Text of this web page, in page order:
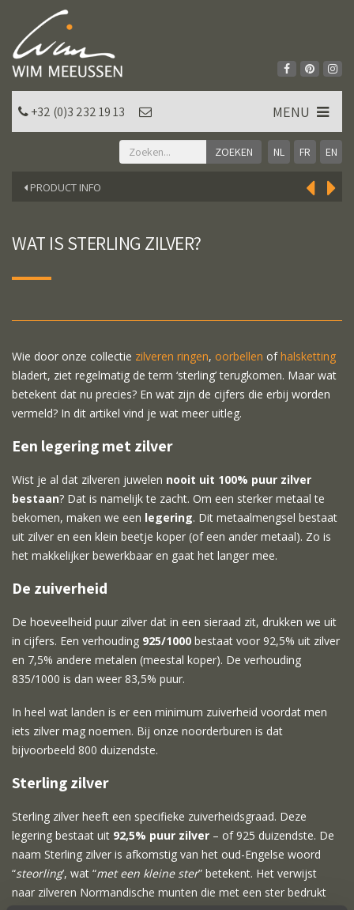
NL FR EN
+32 (0)3 232 19 13 MENU
PRODUCT INFO
WAT IS STERLING ZILVER?
Wie door onze collectie zilveren ringen, oorbellen ofhalsketting
bladert, ziet regelmatig de term ‘sterling’ terugkomen. Maar wat
betekent dat nu precies? En wat zijn de cijfers die erbij worden
vermeld? In dit artikel vind je wat meer uitleg.
Een legering met zilver
Wist je al dat zilveren juwelen nooit uit 100% puur zilver
bestaan? Dat is namelijk te zacht. Om een sterker metaal te
bekomen, maken we een legering. Dit metaalmengsel bestaat
uit zilver en een klein beetje koper (of een ander metaal). Zo is
het makkelijker bewerkbaar en gaat het langer mee.
De zuiverheid
De hoeveelheid puur zilver dat in een sieraad zit, drukken we uit
in cijfers. Een verhouding 925/1000 bestaat voor 92,5% uit zilver
en 7,5% andere metalen (meestal koper). De verhouding
835/1000 is dan weer 83,5% puur.
In heel wat landen is er een minimum zuiverheid voordat men
iets zilver mag noemen. Bij onze noorderburen is dat
bijvoorbeeld 800 duizendste.
Sterling zilver
Sterling zilver heeft een specifieke zuiverheidsgraad. Deze
legering bestaat uit 92,5% puur zilver – of 925 duizendste. De
naam Sterling zilver is afkomstig van het oud-Engelse woord
“steorling’, wat “met een kleine ster” betekent. Het verwijst
naar zilveren Normandische munten die met een ster bedrukt